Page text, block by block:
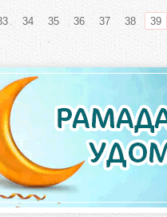
34 35 36 37 38 39